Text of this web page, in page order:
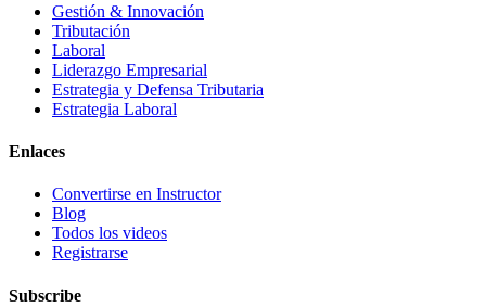
Gestión & Innovación
Tributación
Laboral
Liderazgo Empresarial
Estrategia y Defensa Tributaria
Estrategia Laboral
Enlaces
Convertirse en Instructor
Blog
Todos los videos
Registrarse
Subscribe